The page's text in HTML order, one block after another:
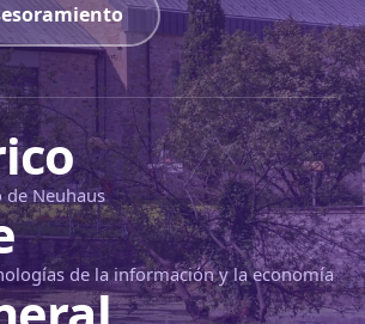
de Neuhaus
de la información y la economía